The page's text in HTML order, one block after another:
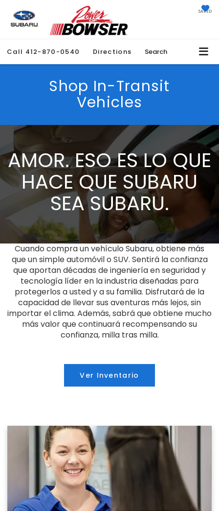
SAVED
Call 412-870-0540 Directions Search
Shop In-Transit
Vehicles
AMOR. ESO ES LO QUE
HACE QUE SUBARU
SEA SUBARU.
Cuando compra un vehículo Subaru, obtiene más
que un simple automóvil o SUV. Sentirá la confianza
que aportan décadas de ingeniería en seguridad y
tecnología líder en la industria diseñadas para
protegerlos a usted y a su familia. Disfrutará de la
capacidad de llevar sus aventuras más lejos, sin
importar el clima. Además, sabrá que obtiene mucho
más valor que continuará recompensando su
confianza, milla tras milla.
Ver Inventario